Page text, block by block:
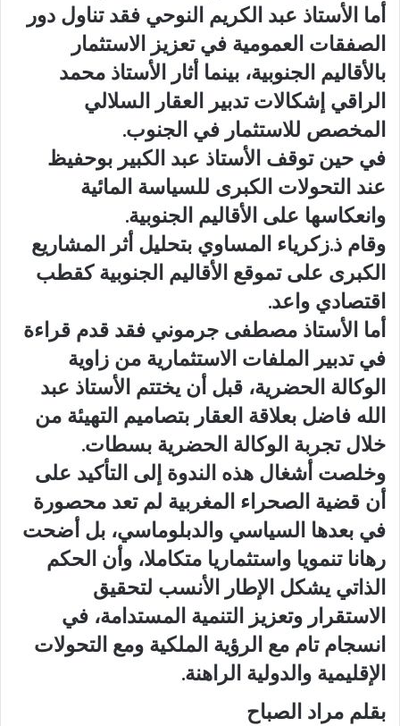
أما الأستاذ عبد الكريم النوحي فقد تناول دور
الصفقات العمومية في تعزيز الاستثمار
بالأقاليم الجنوبية، بينما أثار الأستاذ محمد
الراقي إشكالات تدبير العقار السلالي
المخصص للاستثمار في الجنوب.
في حين توقف الأستاذ عبد الكبير بوحفيظ
عند التحولات الكبرى للسياسة المائية
وانعكاسها على الأقاليم الجنوبية.
وقام ذ.زكرياء المساوي بتحليل أثر المشاريع
الكبرى على تموقع الأقاليم الجنوبية كقطب
اقتصادي واعد.
أما الأستاذ مصطفى جرموني فقد قدم قراءة
في تدبير الملفات الاستثمارية من زاوية
الوكالة الحضرية، قبل أن يختتم الأستاذ عبد
الله فاضل بعلاقة العقار بتصاميم التهيئة من
خلال تجربة الوكالة الحضرية بسطات.
وخلصت أشغال هذه الندوة إلى التأكيد على
أن قضية الصحراء المغربية لم تعد محصورة
في بعدها السياسي والدبلوماسي، بل أضحت
رهانا تنمويا واستثماريا متكاملا، وأن الحكم
الذاتي يشكل الإطار الأنسب لتحقيق
الاستقرار وتعزيز التنمية المستدامة، في
انسجام تام مع الرؤية الملكية ومع التحولات
الإقليمية والدولية الراهنة.
بقلم مراد الصباح